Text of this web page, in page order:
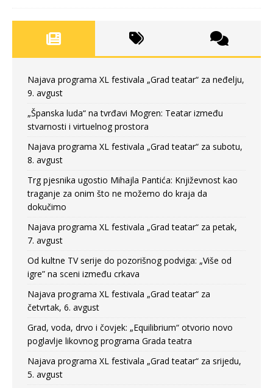
Najava programa XL festivala „Grad teatar“ za neđelju,
9. avgust
„Španska luda“ na tvrđavi Mogren: Teatar između
stvarnosti i virtuelnog prostora
Najava programa XL festivala „Grad teatar“ za subotu,
8. avgust
Trg pjesnika ugostio Mihajla Pantića: Književnost kao
traganje za onim što ne možemo do kraja da
dokučimo
Najava programa XL festivala „Grad teatar“ za petak,
7. avgust
Od kultne TV serije do pozorišnog podviga: „Više od
igre” na sceni između crkava
Najava programa XL festivala „Grad teatar“ za
četvrtak, 6. avgust
Grad, voda, drvo i čovjek: „Equilibrium“ otvorio novo
poglavlje likovnog programa Grada teatra
Najava programa XL festivala „Grad teatar“ za srijedu,
5. avgust